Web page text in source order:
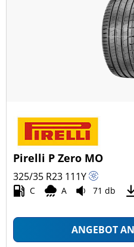
Pirelli P Zero MO
325/35 R23 111Y
C A 71 db
ANGEBOT